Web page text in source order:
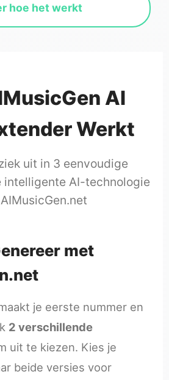
hoe het werkt
AI
Werkt
uit in 3 eenvoudige
intelligente AI-technologie
met
je eerste nummer en
2 verschillende
uit te kiezen. Kies je
beide versies voor